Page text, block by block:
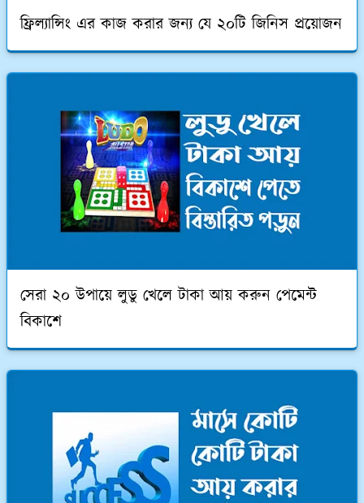
ফ্রিল্যান্সিং এর কাজ করার জন্য যে ২০টি জিনিস প্রয়োজন
সেরা ২০ উপায়ে লুডু খেলে টাকা আয় করুন পেমেন্ট
বিকাশে